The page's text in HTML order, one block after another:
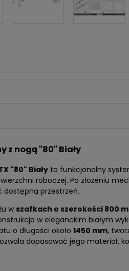
z nogą "80" Biały
"80" Biały to funkcjonalny
roboczej. Po złożeniu
przestrzeń.
w szafkach o szerokości 800
w eleganckim białym
o długości około 1450 mm,
dopasować jego materiał,